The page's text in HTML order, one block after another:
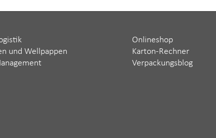
und Wellpappen
Onlineshop
Karton-Rechner
Verpackungsblog